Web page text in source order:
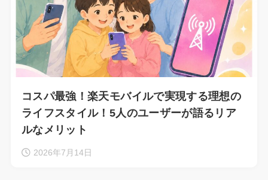
コスパ最強！楽天モバイルで実現する理想の
ライフスタイル！5人のユーザーが語るリア
ルなメリット
2026年7月14日